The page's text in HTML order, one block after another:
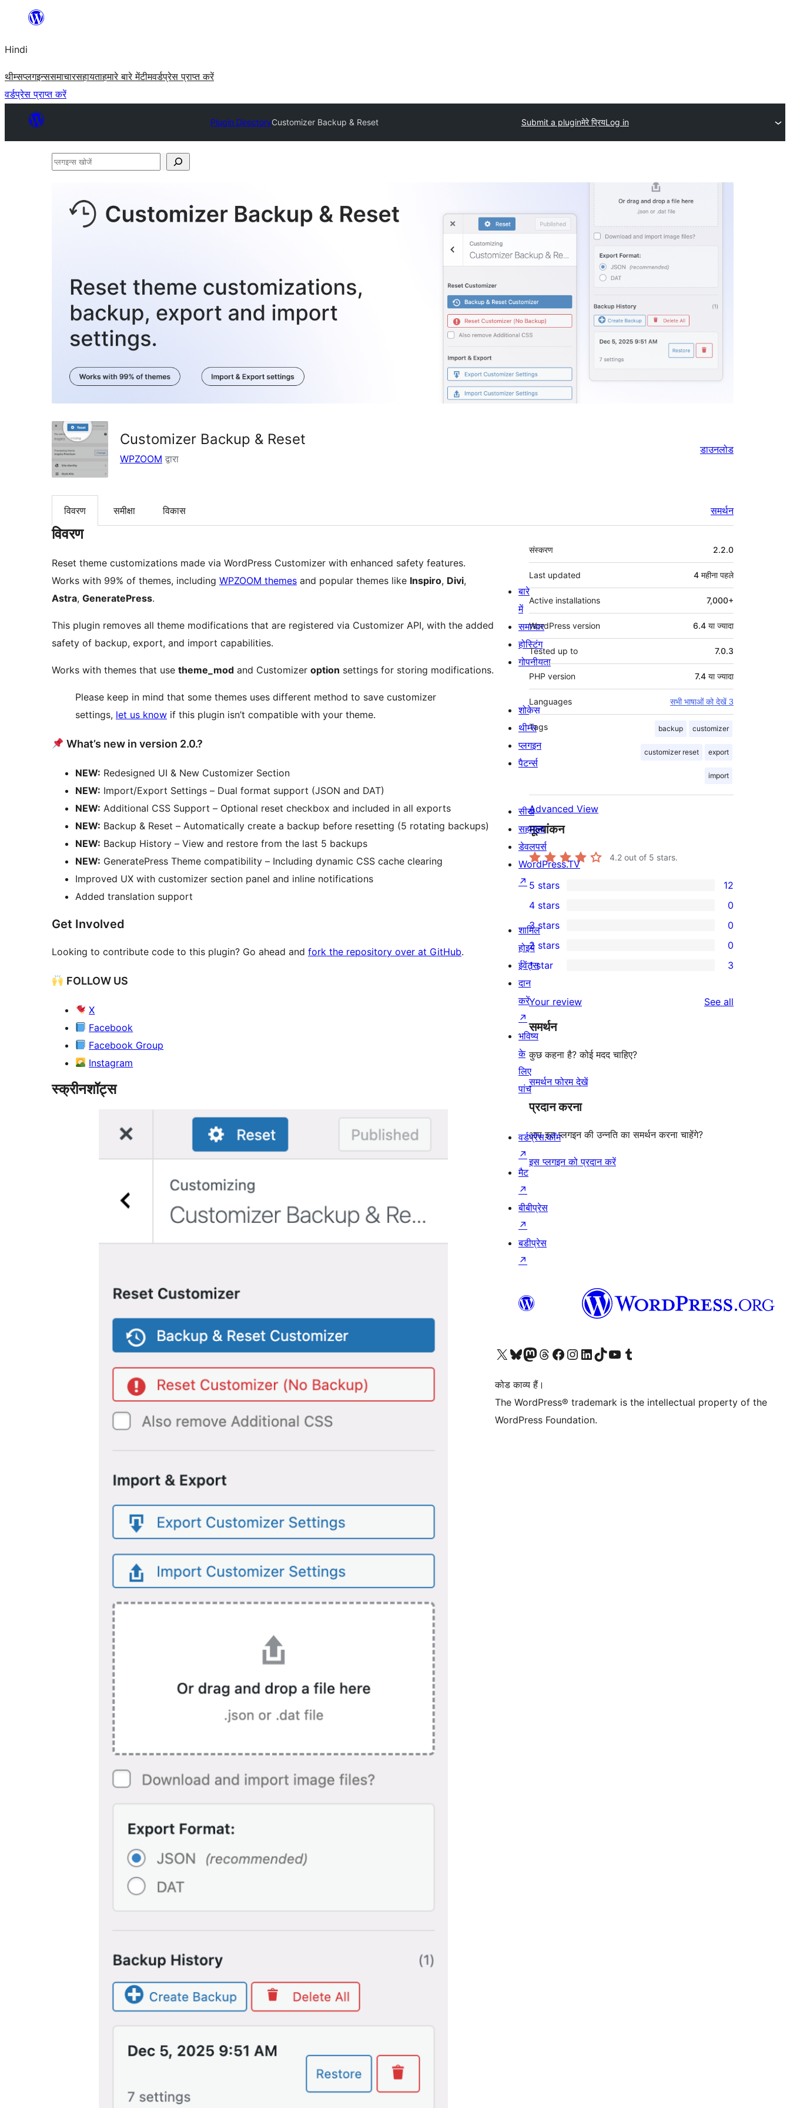
सामग्री
जाएं
Hindi
थीम्सप्लगइन्ससमाचारसहायताहमारे बारे मेंटीमवर्डप्रेस प्राप्त करें
वर्डप्रेस प्राप्त करें
Plugin DirectoryCustomizer Backup & Reset Submit a pluginमेरे प्रियLog in
प्लगइन्स
Customizer Backup & Reset
WPZOOM द्वारा
डाउनलोड
विवरण समीक्षा विकास समर्थन
विवरण
Reset theme customizations made via WordPress Customizer with enhanced safety features.
Works with 99% of themes, including WPZOOM themes and popular themes like Inspiro, Divi,
Astra, GeneratePress.
This plugin removes all theme modifications that are registered via Customizer API, with the added
safety of backup, export, and import capabilities.
Works with themes that use theme_mod and Customizer option settings for storing modifications.
Please keep in mind that some themes uses different method to save customizer
settings, let us know if this plugin isn’t compatible with your theme.
What’s new in version 2.0.?
NEW: Redesigned UI & New Customizer Section
NEW: Import/Export Settings – Dual format support (JSON and DAT)
NEW: Additional CSS Support – Optional reset checkbox and included in all exports
NEW: Backup & Reset – Automatically create a backup before resetting (5 rotating backups)
NEW: Backup History – View and restore from the last 5 backups
NEW: GeneratePress Theme compatibility – Including dynamic CSS cache clearing
Improved UX with customizer section panel and inline notifications
Added translation support
Get Involved
Looking to contribute code to this plugin? Go ahead and fork the repository over at GitHub.
FOLLOW US
X
Facebook
Facebook Group
Instagram
स्क्रीनशॉट्स
मेटा
संस्करण 2.2.0
Last updated 4 महीनापहले
Active installations 7,000+
WordPress version 6.4 या ज्यादा
Tested up to 7.0.3
PHP version 7.4 या ज्यादा
Languages सभी भाषाओं को देखें 3
Tags backup customizer
customizer reset export
import
Advanced View
मूल्यांकन
4.2 out of 5 stars.
12
5-
star
reviews
5 stars 12
4-
star
reviews
4 stars 0
0
3-
star
reviews
3 stars 0
0
2-
star
reviews
2 stars 0
3
1-
star
reviews
1 star 3
Your review See all
समर्थन
कुछ कहना है? कोई मदद चाहिए?
समर्थन फोरम देखें
प्रदान करना
आप इस प्लगइन की उन्नति का समर्थन करना चाहेंगे?
इस प्लगइन को प्रदान करें
बारे
में
समाचार
होस्टिंग
गोपनीयता
शोकेस
थीम्स
प्लगइन
पैटर्न्स
सीखे
सहायता
डेवलपर्स
WordPress.TV
↗
शामिल
होइये
ईवेंट्स
दान
करें
↗
भविष्य
के
लिए
पांच
वर्डप्रेस.कॉम
↗
मैट
↗
बीबीप्रेस
↗
बडीप्रेस
↗
Visit our X (formerly Twitter) account
हमारे बलुस्की खाते पर जाएँVisit our Mastodon account
हमारे थ्रेड्स अकाउंट पर जाएंहमारे फेसबुक पेज पर जाएँहमारे इंस्टाग्राम अकाउंट पर जाएंहमारे लिंक्डइन खाते पर जाएँहमारे टिकटॉक खाते पर जाएँहमारे यूट्यूब चैनल पर जाएंहमारे Tumblr खाते पर जाएँ
कोड काव्य हैं।
The WordPress® trademark is the intellectual property of the
WordPress Foundation.